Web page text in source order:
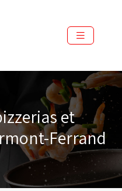
et
Ferrand